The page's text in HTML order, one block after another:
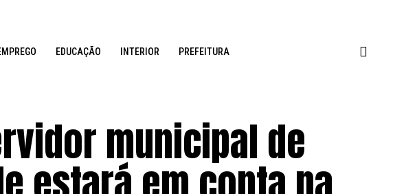
EDUCAÇÃO INTERIOR PREFEITURA
municipal de